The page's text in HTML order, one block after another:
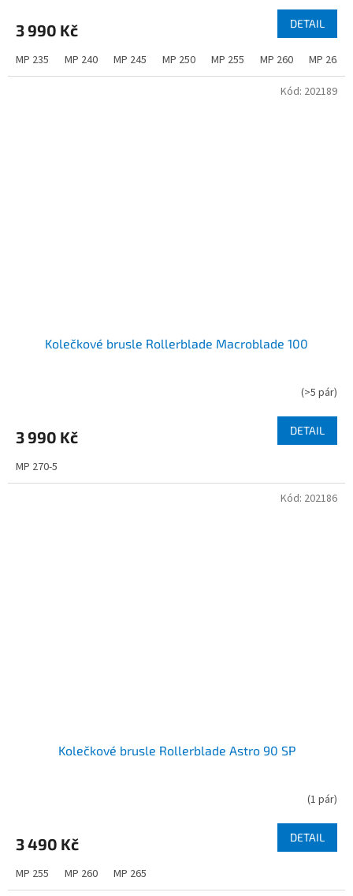
3 990 Kč DETAIL
MP 235 MP 240 MP 245 MP 250 MP 255 MP 260 MP 265
Kolečkové brusle Rollerblade Macroblade 100
(>5 pár)
3 990 Kč DETAIL
MP 270-5
Kód: 202189
Kolečkové brusle Rollerblade Astro 90 SP
(1 pár)
3 490 Kč DETAIL
MP 255 MP 260 MP 265
Kód: 202186